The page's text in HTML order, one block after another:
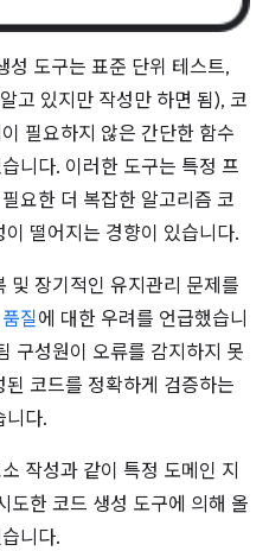
도구는 표준 단위 테스트,
고 있지만 작성만 하면 됨), 코
필요하지 않은 간단한 함수
니다. 이러한 도구는 특정 프
요한 더 복잡한 알고리즘 코
떨어지는 경향이 있습니다.
및 장기적인 유지관리 문제를
질에 대한 우려를 언급했습니
구성원이 오류를 감지하지 못
코드를 정확하게 검증하는
니다.
작성과 같이 특정 도메인 지
도한 코드 생성 도구에 의해 올
니다.